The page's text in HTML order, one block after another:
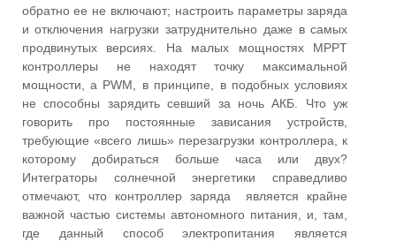
обратно ее не включают; настроить параметры заряда
и отключения нагрузки затруднительно даже в самых
продвинутых версиях. На малых мощностях MPPT
контроллеры не находят точку максимальной
мощности, а PWM, в принципе, в подобных условиях
не способны зарядить севший за ночь АКБ. Что уж
говорить про постоянные зависания устройств,
требующие «всего лишь» перезагрузки контроллера, к
которому добираться больше часа или двух?
Интеграторы солнечной энергетики справедливо
отмечают, что контроллер заряда является крайне
важной частью системы автономного питания, и, там,
где данный способ электропитания является